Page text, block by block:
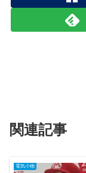
関連記事
電気小物